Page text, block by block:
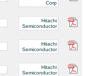
Corp
Hitachi
Semiconductor
Hitachi
Semiconductor
Hitachi
Semiconductor